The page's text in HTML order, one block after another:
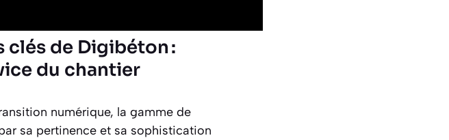
de Digibéton :
du chantier
numérique, la gamme de
sa pertinence et sa sophistication